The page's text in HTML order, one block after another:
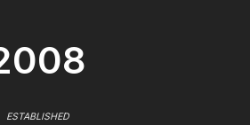
ESTABLISHED